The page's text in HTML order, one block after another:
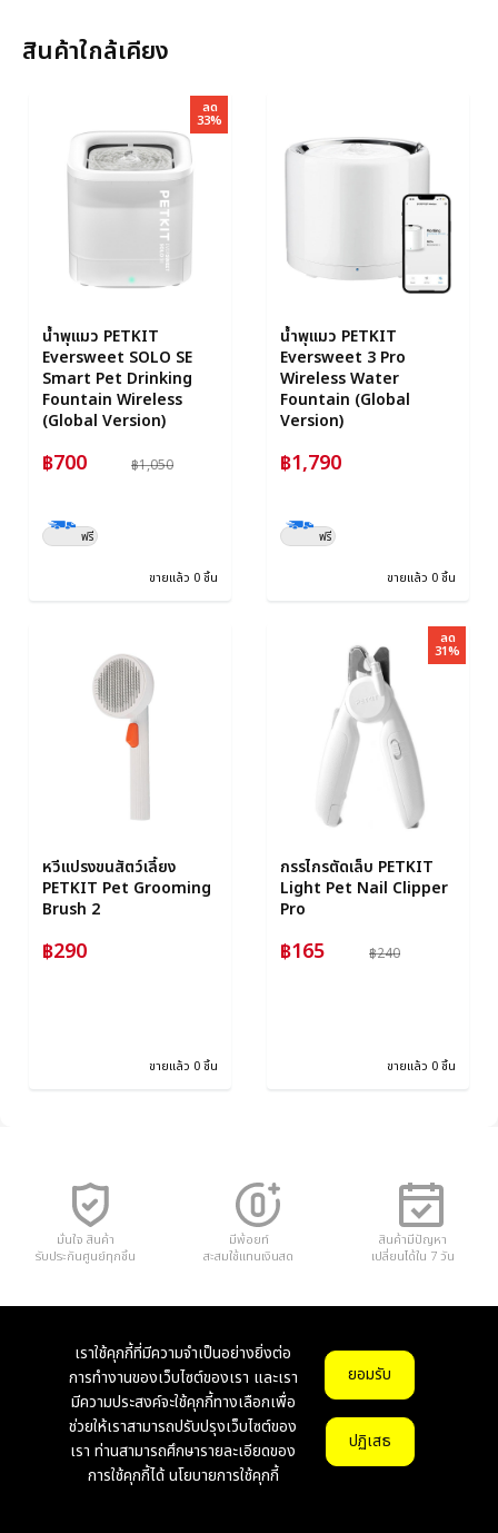
เราใช้คุกกี้ที่มีความจำเป็นอย่างยิ่งต่อ
การทำงานของเว็บไซต์ของเรา และเรา
มีความประสงค์จะใช้คุกกี้ทางเลือกเพื่อ
ช่วยให้เราสามารถปรับปรุงเว็บไซต์ของ
เรา ท่านสามารถศึกษารายละเอียดของ
การใช้คุกกี้ได้นโยบายการใช้คุกกี้
ยอมรับ
ปฏิเสธ
สินค้าใกล้เคียง
ลด
33%
น้ำพุแมว PETKIT
Eversweet SOLO SE
Smart Pet Drinking
Fountain Wireless
(Global Version)
฿700 ฿1,050
ฟรี
ขายแล้ว 0 ชิ้น
น้ำพุแมว PETKIT
Eversweet 3 Pro
Wireless Water
Fountain (Global
Version)
฿1,790
ฟรี
ขายแล้ว 0 ชิ้น
หวีแปรงขนสัตว์เลี้ยง
PETKIT Pet Grooming
Brush 2
฿290
ขายแล้ว 0 ชิ้น
ลด
31%
กรรไกรตัดเล็บ PETKIT
Light Pet Nail Clipper
Pro
฿165 ฿240
ขายแล้ว 0 ชิ้น
มั่นใจ สินค้า
รับประกันศูนย์ทุกชิ้น
มีพ้อยท์
สะสมใช้แทนเงินสด
สินค้ามีปัญหา
เปลี่ยนได้ใน 7 วัน
ส่งฟรี/500.- ขึ้นไป ชำระเงินได้หลายช่องทาง
หูฟัง (Headphones)